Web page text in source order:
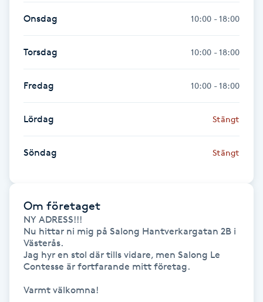
Gravidyoga
Headspa
Healing
Herrklippning
Onsdag 10:00 - 18:00
Torsdag 10:00 - 18:00
Fredag 10:00 - 18:00
Lördag Stängt
Söndag Stängt
Om företaget
NY ADRESS!!!
Nu hittar ni mig på Salong Hantverkargatan 2B i
Västerås.
Jag hyr en stol där tills vidare, men Salong Le
Contesse är fortfarande mitt företag.
Varmt välkomna!